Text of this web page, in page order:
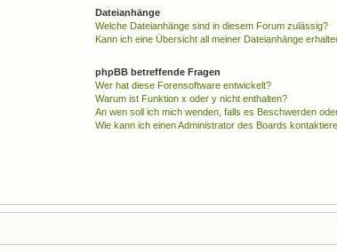
Dateianhänge
Welche Dateianhänge sind in diesem Forum zulässig?
Kann ich eine Übersicht all meiner Dateianhänge
phpBB betreffende Fragen
Wer hat diese Forensoftware entwickelt?
Warum ist Funktion x oder y nicht enthalten?
An wen soll ich mich wenden, falls es Beschwerden
Wie kann ich einen Administrator des Boards